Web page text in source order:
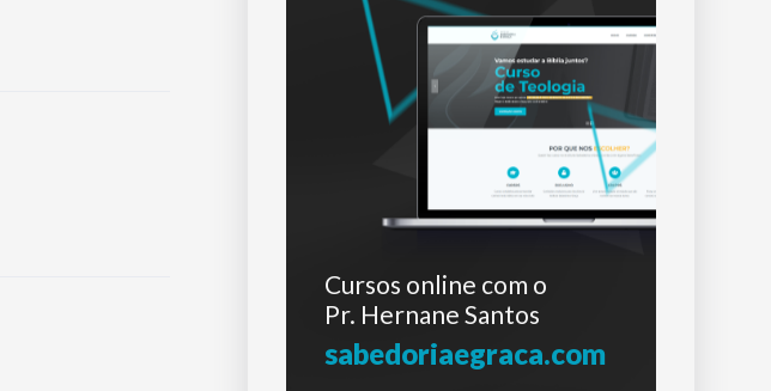
Cursos online com o
Pr. Hernane Santos
sabedoriaegraca.com